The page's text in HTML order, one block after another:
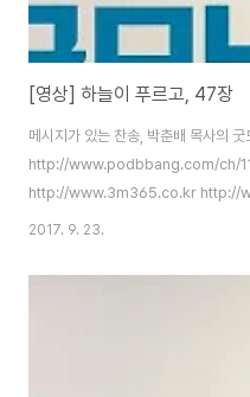
[영상] 하늘이 푸르고, 47장
메시지가 있는 찬송, 박춘배 목사의 굿
http://www.podbbang.com/ch/
http://www.3m365.co.kr http://
http://www.podbbang.com/ch/
2017. 9. 23.